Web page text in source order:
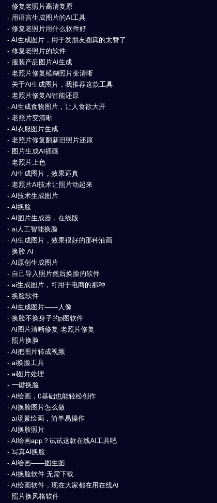
- 修复老照片高清复原
- 用语言生成图片的AI工具
- 修复老照片用什么软件好
- AI生成图片，用于发朋友圈真的太赞了
- 修复老照片的软件
- 服装产品图片AI生成
- 老照片修复模糊照片变清晰
- 关于AI生成图片，我推荐这款工具
- 老照片修复AI智能还原
- AI生成食物图片，让人食欲大开
- 老照片变清晰
- AI衣服图片生成
- 老照片修复翻新旧照片还原
- 图片生成AI插画
- 老照片上色
- AI生成图片，效果逼真
- 老照片AI技术让照片动起来
- AI技术生成图片
- AI换脸
- AI图片生成器，在线版
- ai人工智能换脸
- AI生成图片，效果很好的那种油画
- 换脸 AI
- AI原创生成图片
- 自己导入照片然后换脸的软件
- ai生成图片，可用于电商的那种
- 换脸软件
- AI生成图片——人像
- 换脸不换身子的p图软件
- AI图片清晰修复-老照片修复
- 照片换脸
- AI把图片转成视频
- ai换脸工具
- ai图片处理
- 一键换脸
- AI绘画，0基础也能轻松创作
- AI换脸图片怎么做
- ai场景绘画，简单易操作
- AI换脸照片
- AI绘画app？试试这款在线AI工具吧
- 写真AI换脸
- AI绘画——图生图
- AI换脸软件 无需下载
- AI绘画软件，现在大家都在用在线AI
- 照片换风格软件